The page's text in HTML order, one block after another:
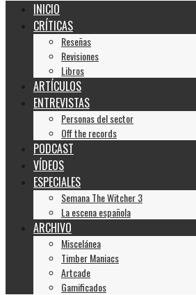
INICIO
CRÍTICAS
Reseñas
Revisiones
Libros
ARTÍCULOS
ENTREVISTAS
Personas del sector
Off the records
PODCAST
VÍDEOS
ESPECIALES
Semana The Witcher 3
La escena española
ARCHIVO
Miscelánea
Timber Maniacs
Artcade
Gamificados